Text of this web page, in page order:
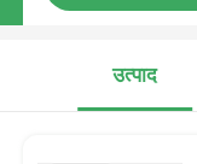
उत्पाद